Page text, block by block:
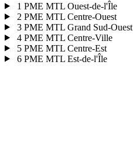
1 PME MTL Ouest-de-l'Île
2 PME MTL Centre-Ouest
3 PME MTL Grand Sud-Ouest
4 PME MTL Centre-Ville
5 PME MTL Centre-Est
6 PME MTL Est-de-l'Île